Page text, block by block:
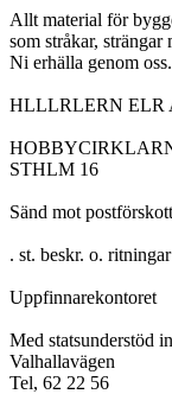
Allt material för
som stråkar, strängar
Ni erhälla genom oss.
HLLLRLERN ELR
STHLM 16
Sänd mot
. st. beskr. o.
Uppfinnarekontoret
Med statsunderstöd
Valhallavägen
Tel, 62 22 56